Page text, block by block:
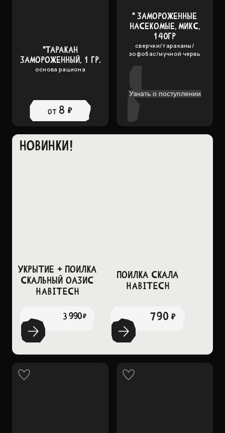
*ТАРАКАН
ЗАМОРОЖЕННЫЙ, 1 ГР.
основа рациона
от 8 ₽
* ЗАМОРОЖЕННЫЕ
НАСЕКОМЫЕ, МИКС,
140ГР
сверчки/тараканы/
зофобас/мучной червь
Узнать о поступлении
НОВИНКИ!
Укрытие + поилка
Скальный оазис
Habitech
3 990 ₽
Поилка Скала
Habitech
790 ₽